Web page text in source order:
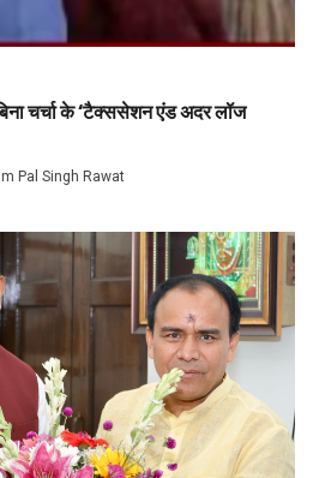
चर्चा के ‘टैक्ससेशन एंड अदर लॉज
Pal Singh Rawat